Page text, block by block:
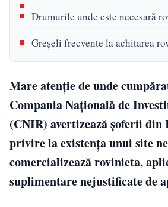
Drumurile unde este necesară
Greșeli frecvente la achitarea
Mare atenție de unde
Compania Națională de
(CNIR) avertizează șoferii din
privire la existența unui site
comercializează rovinieta,
suplimentare nejustificate de